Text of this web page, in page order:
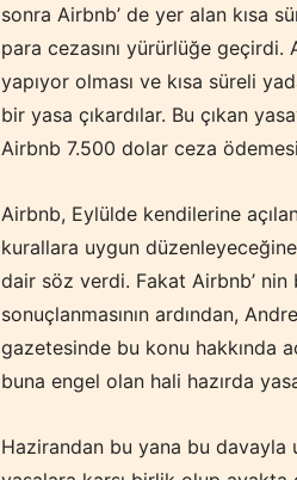
sonra Airbnb’ de yer alan kısa
para cezasını yürürlüğe geçirdi.
yapıyor olması ve kısa süreli
bir yasa çıkardılar. Bu çıkan
Airbnb 7.500 dolar ceza
Airbnb, Eylülde kendilerine
kurallara uygun
dair söz verdi. Fakat Airbnb’
sonuçlanmasının ardından,
gazetesinde bu konu hakkında
buna engel olan hali hazırda
Hazirandan bu yana bu davayla